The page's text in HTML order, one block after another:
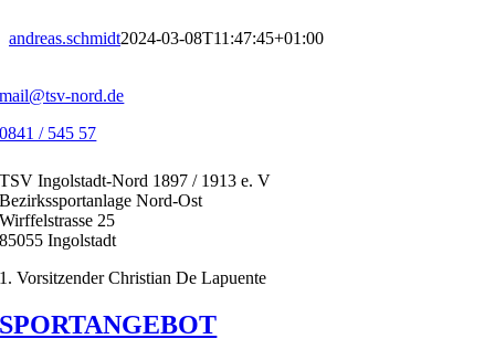
Inhalt
andreas.schmidt2024-03-08T11:47:45+01:00
mail@tsv-nord.de
0841 / 545 57
TSV Ingolstadt-Nord 1897 / 1913 e. V
Bezirkssportanlage Nord-Ost
Wirffelstrasse 25
85055 Ingolstadt
1. Vorsitzender Christian De Lapuente
SPORTANGEBOT